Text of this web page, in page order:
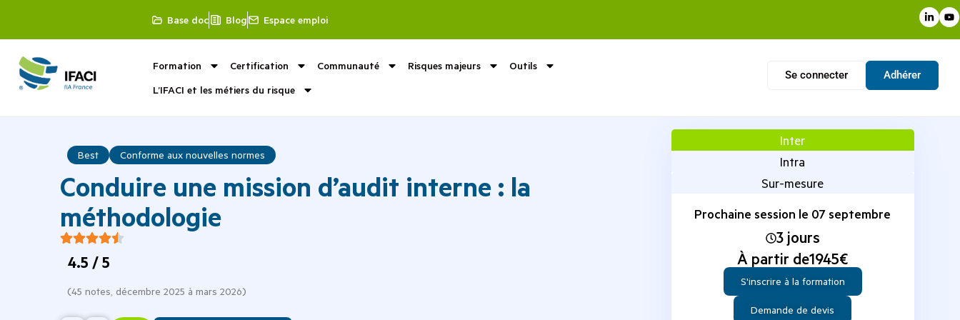
Base doc Blog Espace emploi
Formation Certification Communauté Risques majeurs
Outils
L’IFACI et les métiers du risque
Se connecter Adhérer
Best Conforme aux nouvelles normes
Conduire une mission d’audit interne : la
méthodologie
4.5 / 5
(45 notes, décembre 2025 à mars 2026)
Inter
Intra
Sur-mesure
Prochaine session le 07 septembre
3 jours
À partir de1945€
S'inscrire à la formation
Demande de devis